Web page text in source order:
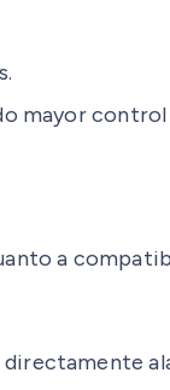
mayor
a